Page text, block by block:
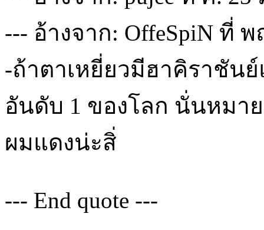
--- อ้างจาก: OffeSpiN ที่ พ
-ถ้าตาเหยี่ยวมีฮาคิราชัน
อันดับ 1 ของโลก นั่นหมา
ผมแดงน่ะสิ่
--- End quote ---